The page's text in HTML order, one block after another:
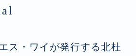
ス・ワイが発行する北杜